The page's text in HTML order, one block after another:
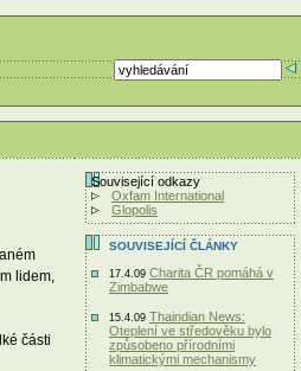
lidem,
části
Související odkazy
Oxfam International
Glopolis
SOUVISEJÍCÍ ČLÁNKY
17.4.09 Charita ČR pomáhá v
Zimbabwe
15.4.09 Thaindian News:
Oteplení ve středověku bylo
způsobeno přírodními
klimatickými mechanismy